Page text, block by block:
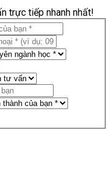
trực tiếp nhanh nhất!